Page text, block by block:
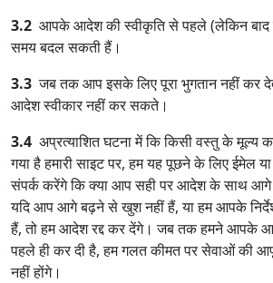
3.2 आपके आदेश की स्वीकृति से पहले (लेकिन बाद
समय बदल सकती हैं।
3.3जब तक आप इसके लिए पूरा भुगतान नहीं कर
आदेश स्वीकार नहीं कर सकते।
3.4 अप्रत्याशित घटना में कि किसी वस्तु के मूल्य
गया है हमारी साइट पर, हम यह पूछने के लिए ईमेल
संपर्क करेंगे कि क्या आप सही पर आदेश के साथ आगे
यदि आप आगे बढ़ने से खुश नहीं हैं, या हम आपके
हैं, तो हम आदेश रद्द कर देंगे। जब तक हमने आपके
पहले ही कर दी है, हम गलत कीमत पर सेवाओं की
नहीं होंगे।